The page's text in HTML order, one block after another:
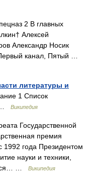
2 В главных
Алексей
Александр Носик
канал, Пятый …
литературы и
1 Список
…
Википедия
Государственной
премия
1992 года Президентом
науки и техники,
…
Википедия